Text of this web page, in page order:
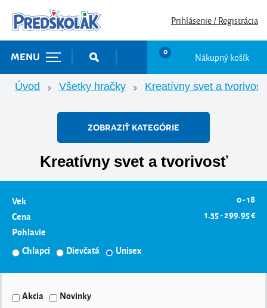
Prihlásenie / Registrácia
MENU 0 Nákupný košík
Úvod Všetky hračky Kreatívny svet a tvorivosť
ZOBRAZIŤ KATEGÓRIE
Kreatívny svet a tvorivosť
Vek
0 - 18
Cena
1.35 - 299.95 €
Pohlavie
Chlapci
Dievčatá Unisex
Akcia Novinky